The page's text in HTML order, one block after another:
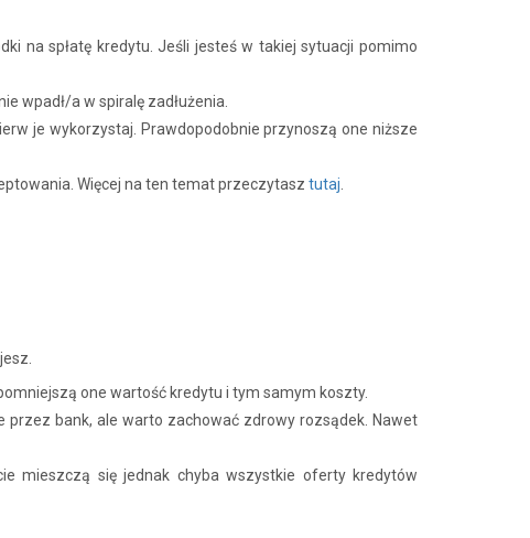
na spłatę kredytu. Jeśli jesteś w takiej sytuacji pomimo
wpadł/a w spiralę zadłużenia.
je wykorzystaj. Prawdopodobnie przynoszą one niższe
Więcej na ten temat przeczytasz tutaj.
one wartość kredytu i tym samym koszty.
bank, ale warto zachować zdrowy rozsądek. Nawet
mieszczą się jednak chyba wszystkie oferty kredytów